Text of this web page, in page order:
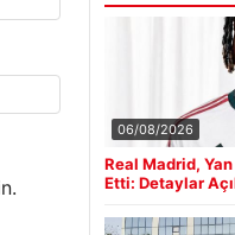
06/08/2026
Real Madrid,
Etti: Detaylar